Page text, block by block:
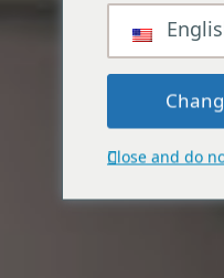
Close and do